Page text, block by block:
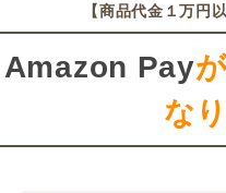
【商品代金１万円
Amazon Pay
な